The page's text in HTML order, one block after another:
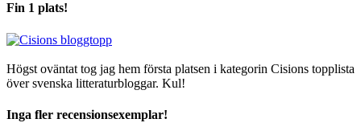
Fin 1 plats!
Högst oväntat tog jag hem första platsen i kategorin Cisions topplista
över svenska litteraturbloggar. Kul!
Inga fler recensionsexemplar!